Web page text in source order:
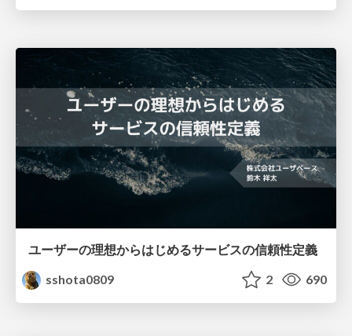
ユーザーの理想からはじめるサービスの信頼性定義
sshota0809
2 690